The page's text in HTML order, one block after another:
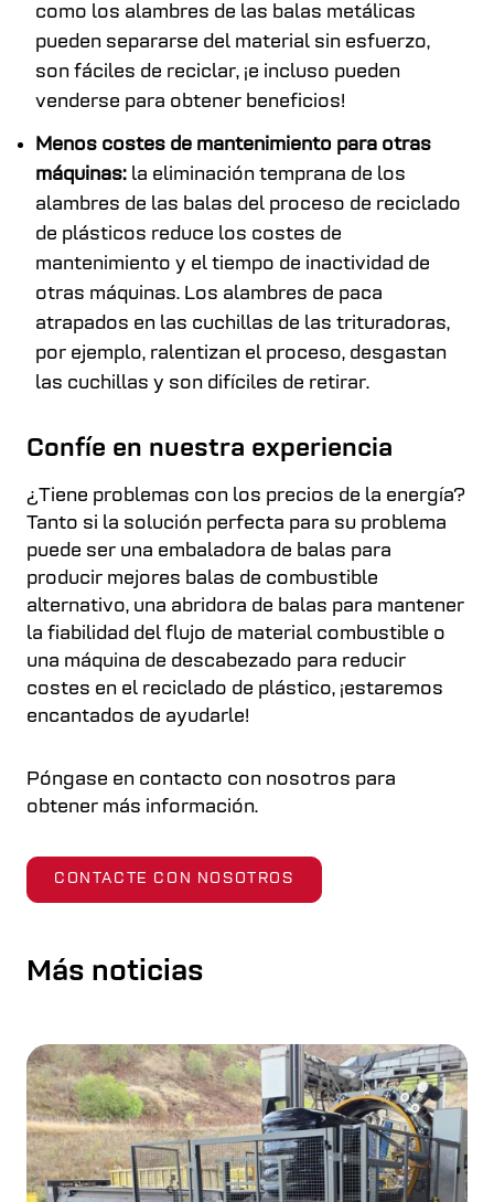
como los alambres de las balas metálicas
pueden separarse del material sin esfuerzo,
son fáciles de reciclar, ¡e incluso pueden
venderse para obtener beneficios!
Menos costes de mantenimiento para otras
máquinas: la eliminación temprana de los
alambres de las balas del proceso de reciclado
de plásticos reduce los costes de
mantenimiento y el tiempo de inactividad de
otras máquinas. Los alambres de paca
atrapados en las cuchillas de las trituradoras,
por ejemplo, ralentizan el proceso, desgastan
las cuchillas y son difíciles de retirar.
Confíe en nuestra experiencia
¿Tiene problemas con los precios de la energía?
Tanto si la solución perfecta para su problema
puede ser una embaladora de balas para
producir mejores balas de combustible
alternativo, una abridora de balas para mantener
la fiabilidad del flujo de material combustible o
una máquina de descabezado para reducir
costes en el reciclado de plástico, ¡estaremos
encantados de ayudarle!
Póngase en contacto con nosotros para
obtener más información.
CONTACTE CON NOSOTROS
Más noticias